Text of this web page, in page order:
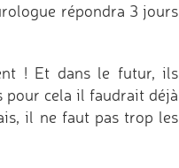
répondra 3 jours
! Et dans le futur, ils
pour cela il faudrait déjà
il ne faut pas trop les